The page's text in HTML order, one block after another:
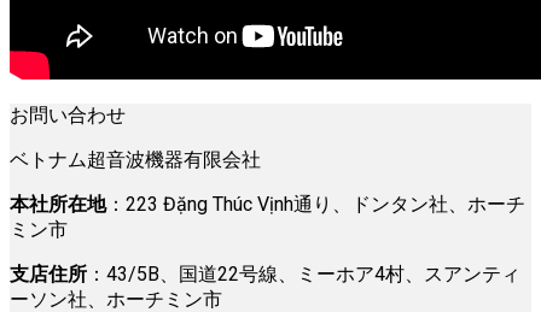
お問い合わせ
ベトナム超音波機器有限会社
本社所在地：223 Đặng Thúc Vịnh通り、ドンタン社、ホーチ
ミン市
支店住所 ：43/5B、国道22号線、ミーホア4村、スアンティ
ーソン社、ホーチミン市